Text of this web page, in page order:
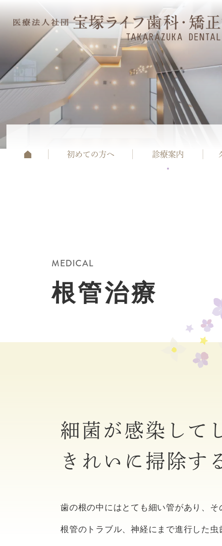
初めての方へ 診療案内
MEDICAL
根管治療
細菌が感染して
きれいに掃除す
歯の根の中にはとても細い管があり、
根管のトラブル、神経にまで進行した